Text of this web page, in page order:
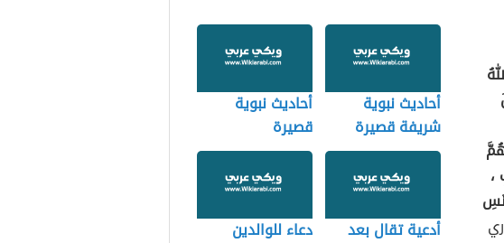
،
أحاديث نبوية
شريفة قصيرة
أحاديث نبوية
قصيرة
أدعية تقال بعد
دعاء للوالدين